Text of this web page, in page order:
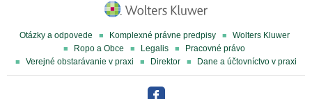
Otázky a odpovede Komplexné právne predpisy
Wolters Kluwer
Ropo a Obce
Legalis
Pracovné právo
Verejné obstarávanie v praxi
Direktor Dane a účtovníctvo v praxi